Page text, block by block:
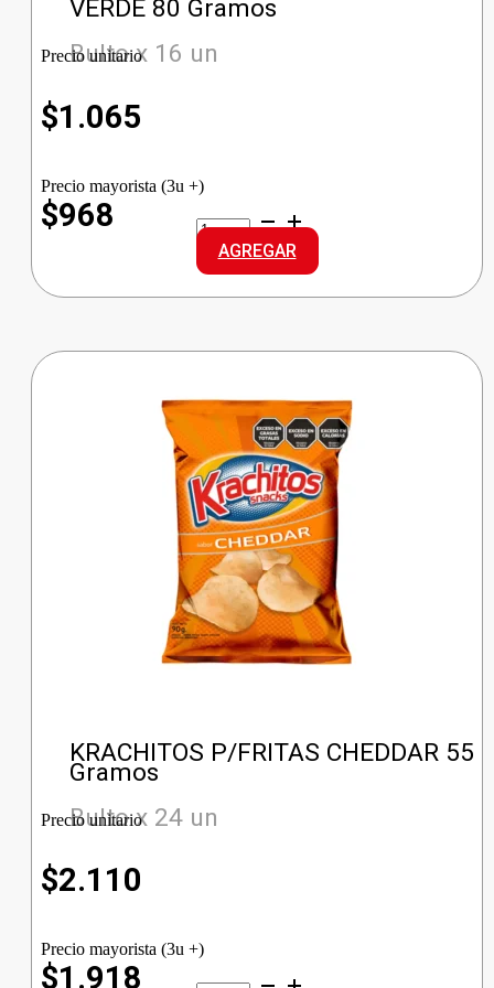
VERDE 80 Gramos
Bulto x 16 un
Precio unitario
$1.065
Precio mayorista (3u +)
$968
CASTELL
ACEITUNA
DOY
DESC
VERDE
AGREGAR
KRACHITOS P/FRITAS CHEDDAR 55
Gramos
Bulto x 24 un
Precio unitario
$2.110
Precio mayorista (3u +)
$1.918 KRACHITOS